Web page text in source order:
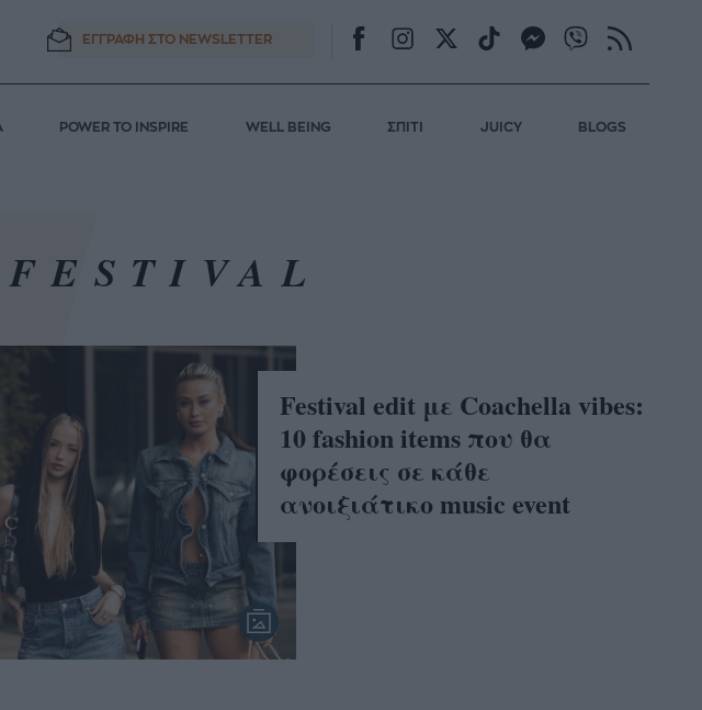
ΕΓΓΡΑΦΗ ΣΤΟ NEWSLETTER
POWER TO INSPIRE WELL BEING ΣΠΙΤΙ JUICY BLOGS
Festival edit με Coachella vibes:
10 fashion items που θα
φορέσεις σε κάθε
ανοιξιάτικο music event